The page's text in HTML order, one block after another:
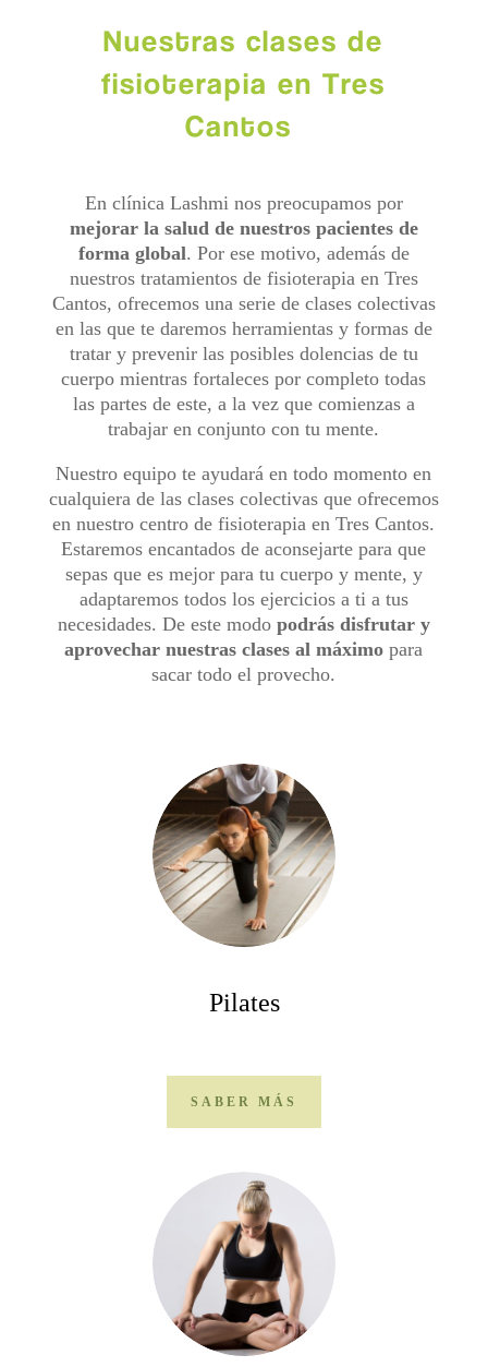
Nuestras clases de
fisioterapia en Tres
Cantos
En clínica Lashmi nos preocupamos por
mejorar la salud de nuestros pacientes de
forma global. Por ese motivo, además de
nuestros tratamientos de fisioterapia en Tres
Cantos, ofrecemos una serie de clases colectivas
en las que te daremos herramientas y formas de
tratar y prevenir las posibles dolencias de tu
cuerpo mientras fortaleces por completo todas
las partes de este, a la vez que comienzas a
trabajar en conjunto con tu mente.
Nuestro equipo te ayudará en todo momento en
cualquiera de las clases colectivas que ofrecemos
en nuestro centro de fisioterapia en Tres Cantos.
Estaremos encantados de aconsejarte para que
sepas que es mejor para tu cuerpo y mente, y
adaptaremos todos los ejercicios a ti a tus
necesidades. De este modo podrás disfrutar y
aprovechar nuestras clases al máximo para
sacar todo el provecho.
Pilates
SABER MÁS